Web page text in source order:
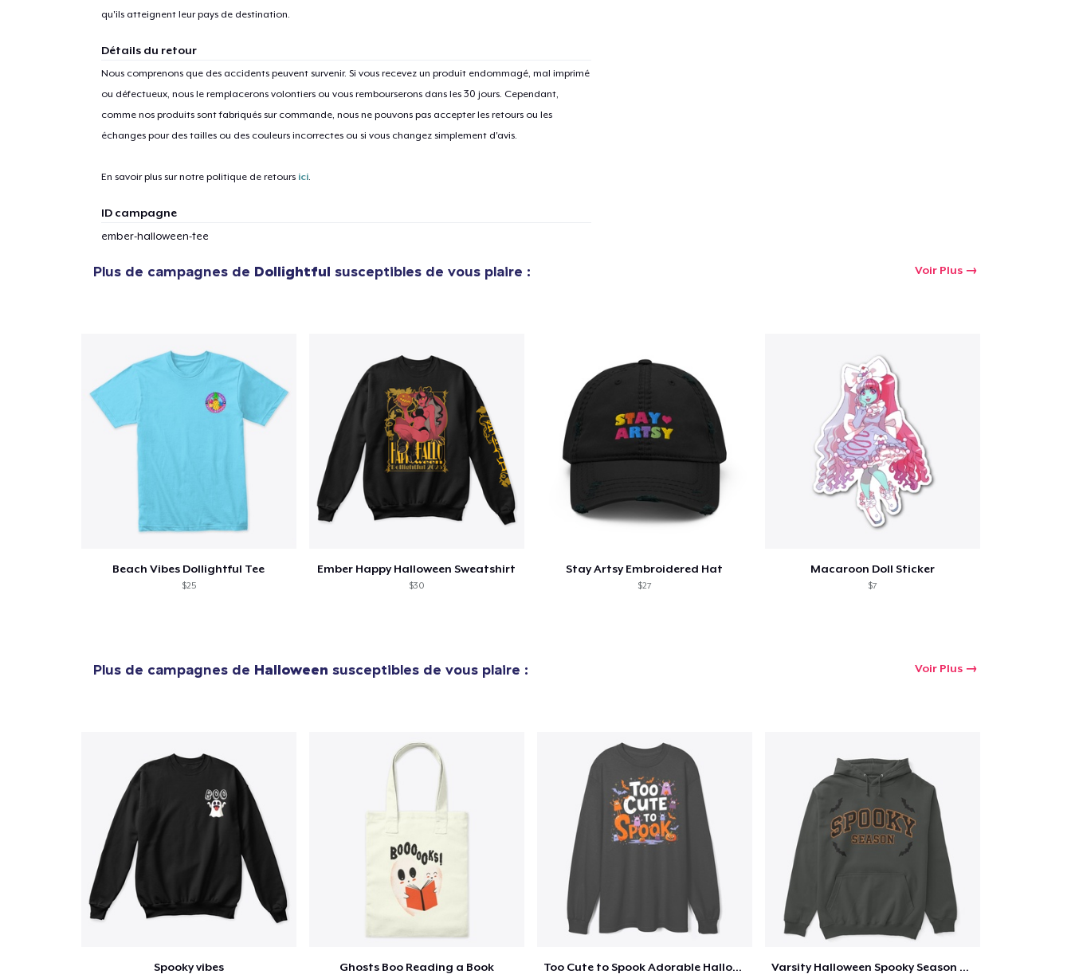
qu'ils atteignent leur pays de destination.
Détails du retour
Nous comprenons que des accidents peuvent survenir. Si vous recevez un produit endommagé, mal imprimé
ou défectueux, nous le remplacerons volontiers ou vous rembourserons dans les 30 jours. Cependant,
comme nos produits sont fabriqués sur commande, nous ne pouvons pas accepter les retours ou les
échanges pour des tailles ou des couleurs incorrectes ou si vous changez simplement d'avis.
En savoir plus sur notre politique de retours ici.
ID campagne
ember-halloween-tee
Plus de campagnes de Dollightful susceptibles de vous plaire : Voir Plus
Beach Vibes Dollightful Tee
$25
Ember Happy Halloween Sweatshirt
$30
Stay Artsy Embroidered Hat
$27
Macaroon Doll Sticker
$7
Plus de campagnes de Halloween susceptibles de vous plaire : Voir Plus
Spooky vibes Ghosts Boo Reading a Book Too Cute to Spook Adorable Halloween Tee Varsity Halloween Spooky Season Letter
article ajouté au Panier
Procéder à la
Vérification
Continuer Mes Achats